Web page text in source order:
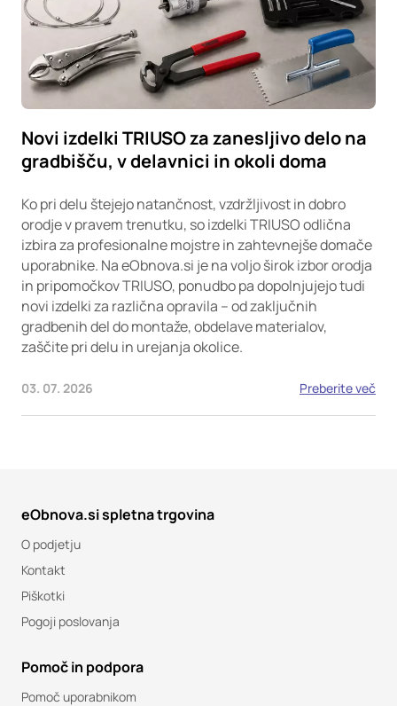
Novi izdelki TRIUSO za zanesljivo delo na
gradbišču, v delavnici in okoli doma
Ko pri delu štejejo natančnost, vzdržljivost in dobro
orodje v pravem trenutku, so izdelki TRIUSO odlična
izbira za profesionalne mojstre in zahtevnejše domače
uporabnike. Na eObnova.si je na voljo širok izbor orodja
in pripomočkov TRIUSO, ponudbo pa dopolnjujejo tudi
novi izdelki za različna opravila – od zaključnih
gradbenih del do montaže, obdelave materialov,
zaščite pri delu in urejanja okolice.
03. 07. 2026 Preberite več
eObnova.si spletna trgovina
O podjetju
Kontakt
Piškotki
Pogoji poslovanja
Pomoč in podpora
Pomoč uporabnikom